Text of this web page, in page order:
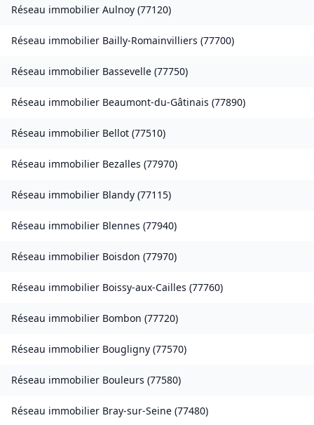
Réseau immobilier Aulnoy (77120)
Réseau immobilier Bailly-Romainvilliers (77700)
Réseau immobilier Bassevelle (77750)
Réseau immobilier Beaumont-du-Gâtinais (77890)
Réseau immobilier Bellot (77510)
Réseau immobilier Bezalles (77970)
Réseau immobilier Blandy (77115)
Réseau immobilier Blennes (77940)
Réseau immobilier Boisdon (77970)
Réseau immobilier Boissy-aux-Cailles (77760)
Réseau immobilier Bombon (77720)
Réseau immobilier Bougligny (77570)
Réseau immobilier Bouleurs (77580)
Réseau immobilier Bray-sur-Seine (77480)